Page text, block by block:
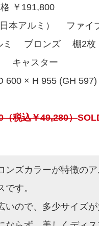
￥191,800
日本アルミ） ファ
ミ ブロンズ 棚2
キャスター
600 × H 955 (GH 597)
（税込￥49,280）
ンズカラーが特徴の
です。
いので、多少サイズ